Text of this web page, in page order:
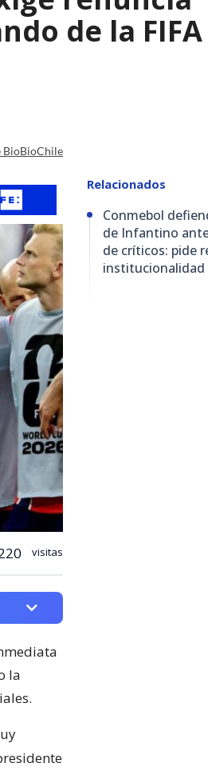
de la FIFA
BioBioChile
visitas
la
Relacionados
Conmebol
de Infantino
de críticos: pide
institucionalidad